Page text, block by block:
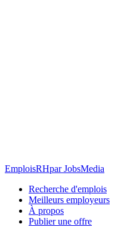
EmploisRHpar JobsMedia
Recherche d'emplois
Meilleurs employeurs
À propos
Publier une offre